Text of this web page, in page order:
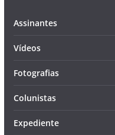
Assinantes
Vídeos
Fotografias
Colunistas
Expediente